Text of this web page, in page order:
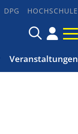
DPG HOCHSCHULE
Veranstaltungen